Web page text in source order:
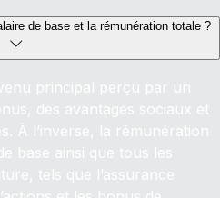
de base et la rémunération totale ?
principal perçu par un
des avantages sociaux et
À l’inverse, la rémunération
base ainsi que tous les
tels que l’assurance